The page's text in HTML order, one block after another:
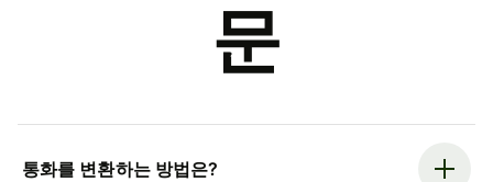
문
통화를 변환하는 방법은?